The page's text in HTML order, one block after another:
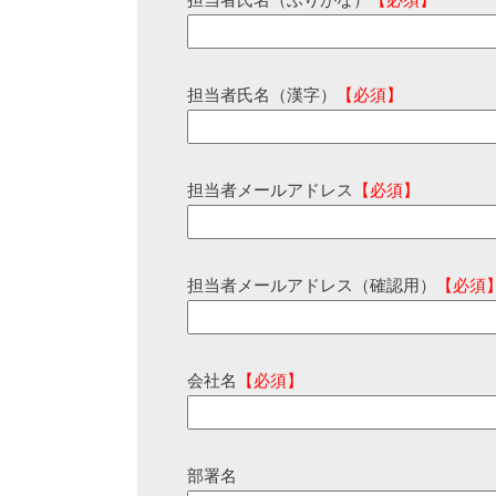
担当者氏名（漢字） 【必須】
担当者メールアドレス 【必須】
担当者メールアドレス（確認用） 【必須
会社名 【必須】
部署名